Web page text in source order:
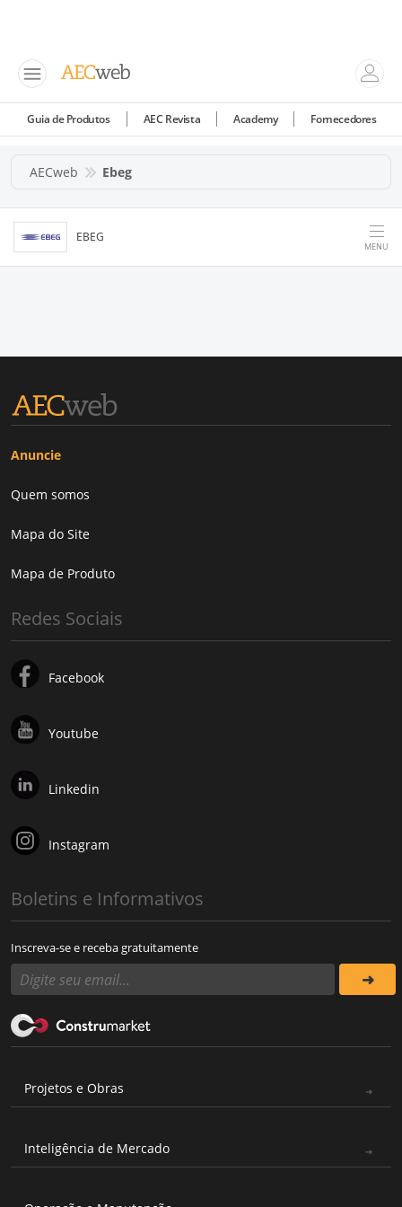
Guia de Produtos AEC Revista Academy Fornecedores
AECweb Ebeg
EBEG
MENU
Anuncie
Quem somos
Mapa do Site
Mapa de Produto
Redes Sociais
Facebook
Youtube
Linkedin
Instagram
Boletins e Informativos
Inscreva-se e receba gratuitamente
Projetos e Obras
Inteligência de Mercado